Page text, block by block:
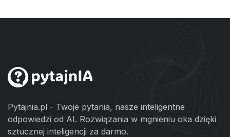
Pytajnia.pl - Twoje pytania, nasze inteligentne
odpowiedzi od AI. Rozwiązania w mgnieniu oka dzięki
sztucznej inteligencji za darmo.